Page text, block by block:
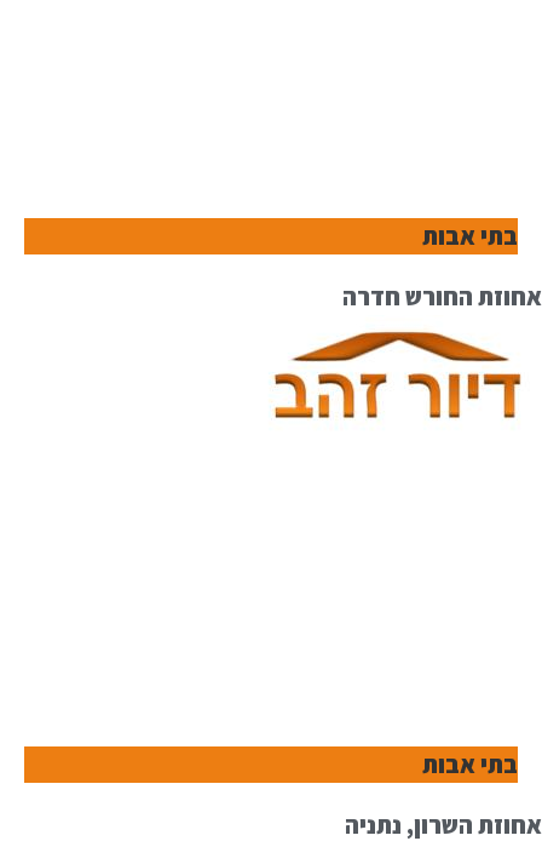
בתי אבות
אחוזת החורש חדרה
בתי אבות
אחוזת השרון, נתניה